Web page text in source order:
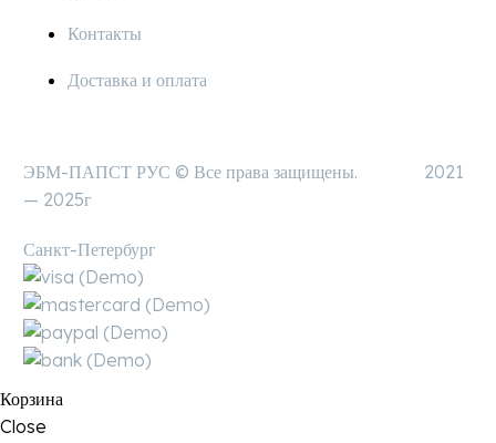
Контакты
Доставка и оплата
ЭБМ-ПАПСТ РУС © Все права защищены. 2021
— 2025г
Санкт-Петербург
Корзина
Close